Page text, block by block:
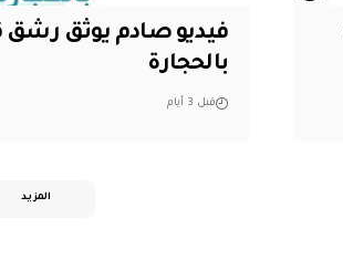
فيديو صادم يوثق رشق
بالحجارة
قبل 3 أيام
المزيد